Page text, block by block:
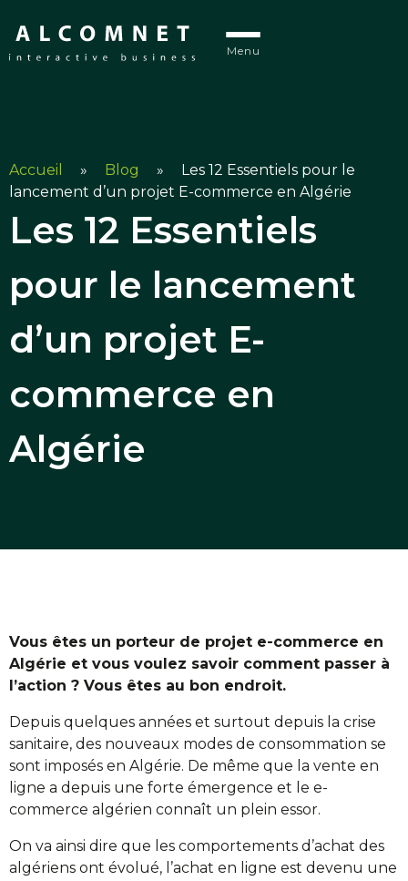
Menu
Accueil » Blog »
Les 12 Essentiels pour le
lancement d’un projet E-commerce en Algérie
Les 12 Essentiels
pour le lancement
d’un projet E-
commerce en
Algérie
Vous êtes un porteur de projet e-commerce en
Algérie et vous voulez savoir comment passer à
l’action ? Vous êtes au bon endroit.
Depuis quelques années et surtout depuis la crise
sanitaire, des nouveaux modes de consommation se
sont imposés en Algérie. De même que la vente en
ligne a depuis une forte émergence et le e-
commerce algérien connaît un plein essor.
On va ainsi dire que les comportements d’achat des
algériens ont évolué, l’achat en ligne est devenu une